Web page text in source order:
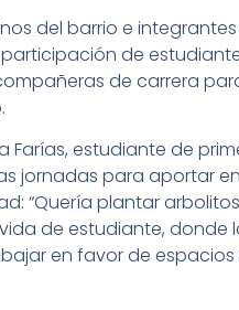
del barrio e
de
de carrera
Farías, estudiante de
jornadas para aportar
“Quería plantar
de estudiante, donde
en favor de